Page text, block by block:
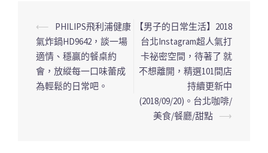
文
章
導
覽
⟵
PHILIPS飛利浦健康
氣炸鍋HD9642，談一場
適情、穩贏的餐桌約
會，放縱每一口味蕾成
為輕鬆的日常吧。
【男子的日常生活】2018
台北Instagram超人氣打
卡祕密空間，待著了 就
不想離開，精選101間店
持續更新中
(2018/09/20)。台北咖啡/
美食/餐廳/甜點 ⟶